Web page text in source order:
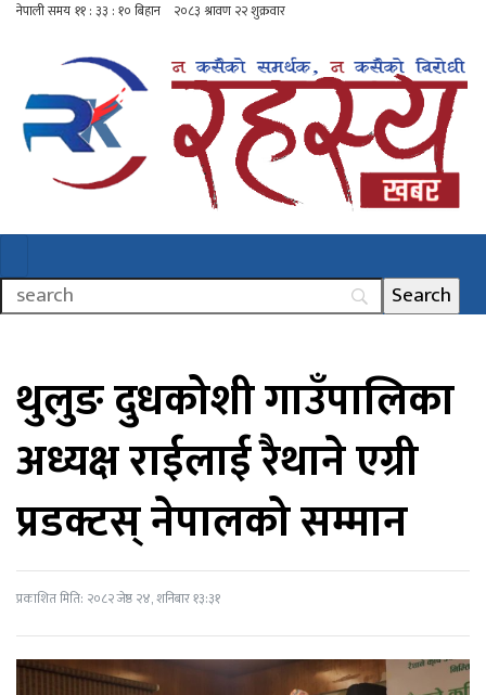
थुलुङ दुधकोशी गाउँपालिका
अध्यक्ष राईलाई रैथाने एग्री
प्रडक्टस् नेपालको सम्मान
प्रकाशित मिति: २०८२ जेष्ठ २४, शनिबार १३:३१